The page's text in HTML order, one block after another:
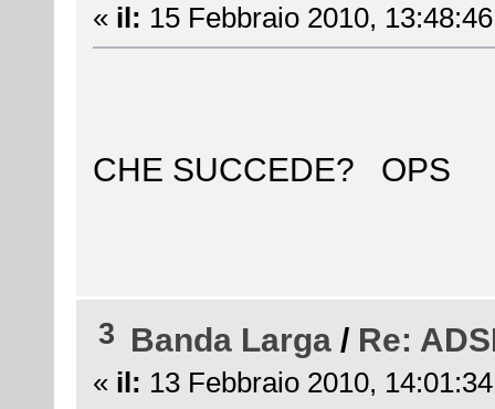
« il: 15 Febbraio 2010,
CHE SUCCEDE? OPS
3 Banda Larga / Re:
« il: 13 Febbraio 2010,